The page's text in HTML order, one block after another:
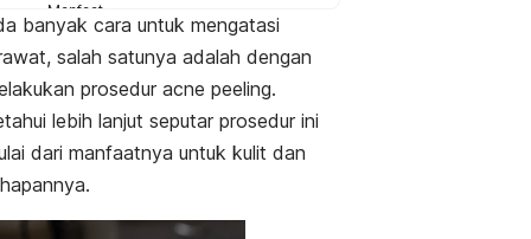
Manfaat
Prosedur
Perawatan
Efek samping
banyak cara untuk mengatasi
salah satunya adalah dengan
prosedur acne peeling.
lebih lanjut seputar prosedur ini
dari manfaatnya untuk kulit dan